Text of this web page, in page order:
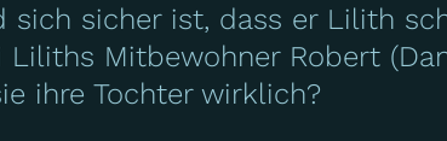
sicher ist, dass er Lilith
Mitbewohner Robert
ihre Tochter wirklich?